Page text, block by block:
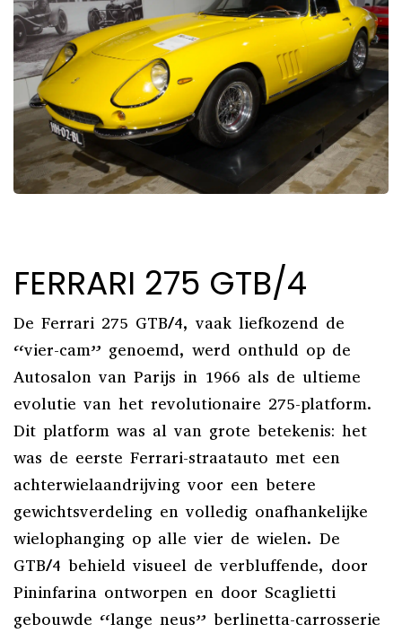
FERRARI 275 GTB/4
De Ferrari 275 GTB/4, vaak liefkozend de
“vier-cam” genoemd, werd onthuld op de
Autosalon van Parijs in 1966 als de ultieme
evolutie van het revolutionaire 275-platform.
Dit platform was al van grote betekenis: het
was de eerste Ferrari-straatauto met een
achterwielaandrijving voor een betere
gewichtsverdeling en volledig onafhankelijke
wielophanging op alle vier de wielen. De
GTB/4 behield visueel de verbluffende, door
Pininfarina ontworpen en door Scaglietti
gebouwde “lange neus” berlinetta-carrosserie